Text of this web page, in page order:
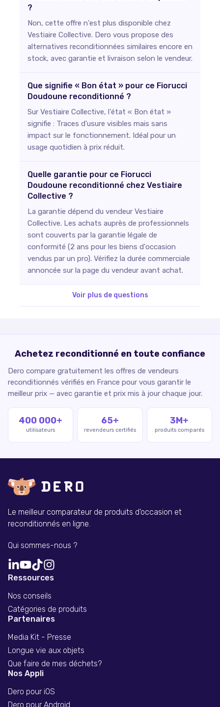
?
Non, cette offre n'est plus disponible chez
Vestiaire Collective. Dero vous propose des
alternatives reconditionnées similaires encore en
stock, avec garantie et livraison selon le vendeur.
Que signifie « Bon état » pour ce Fiorucci
Doudoune reconditionné ?
Sur Vestiaire Collective, l'état « Bon état »
signifie : Traces d'usure visibles mais sans
impact sur le fonctionnement. Idéal pour un
usage quotidien à prix réduit.
Quelle garantie pour ce Fiorucci
Doudoune reconditionné chez Vestiaire
Collective ?
La garantie dépend du vendeur Vestiaire
Collective. Les achats auprès de professionnels
sont couverts par la garantie légale de
conformité (2 ans pour les biens d'occasion
vendus par un pro). Vérifiez la durée commerciale
annoncée sur la page du vendeur avant achat.
Voir plus de questions
Achetez reconditionné en toute confiance
Dero compare gratuitement les offres de vendeurs
reconditionnés vérifiés en France pour vous garantir le
meilleur prix — avec garantie et prix mis à jour chaque jour.
400 000+
utilisateurs
65+
revendeurs certifiés
3M+
produits comparés
Le meilleur comparateur de produits d'occasion et
reconditionnés en ligne.
Qui sommes-nous ?
Ressources
Nos conseils
Catégories de produits
Partenaires
Media Kit - Presse
Longue vie aux objets
Que faire de mes déchets?
Nos Appli
Dero pour iOS
Dero pour Android